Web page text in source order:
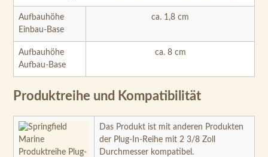
Aufbauhöhe
Einbau-Base
ca. 1,8 cm
Aufbauhöhe
Aufbau-Base
ca. 8 cm
Produktreihe und Kompatibilität
Das Produkt ist mit anderen Produkten
der Plug-In-Reihe mit 2 3/8 Zoll
Durchmesser kompatibel.